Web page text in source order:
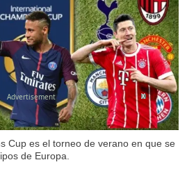
Cup es el torneo de verano en que se
de Europa.
X